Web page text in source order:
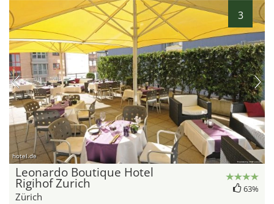
3
hotel.de
Leonardo Boutique Hotel
Rigihof Zurich
Zürich
63%